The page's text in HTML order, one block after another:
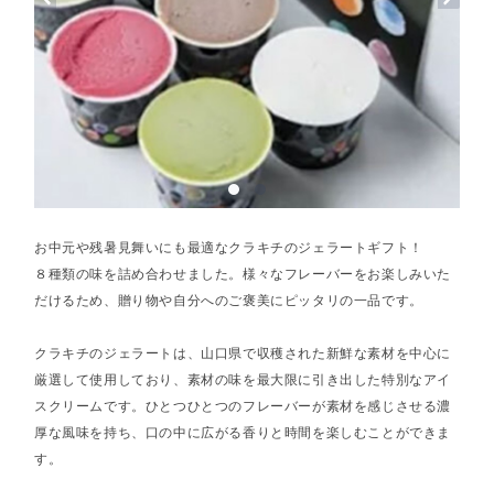
お中元や残暑見舞いにも最適なクラキチのジェラートギフト！
８種類の味を詰め合わせました。様々なフレーバーをお楽しみいた
だけるため、贈り物や自分へのご褒美にピッタリの一品です。
クラキチのジェラートは、山口県で収穫された新鮮な素材を中心に
厳選して使用しており、素材の味を最大限に引き出した特別なアイ
スクリームです。ひとつひとつのフレーバーが素材を感じさせる濃
厚な風味を持ち、口の中に広がる香りと時間を楽しむことができま
す。